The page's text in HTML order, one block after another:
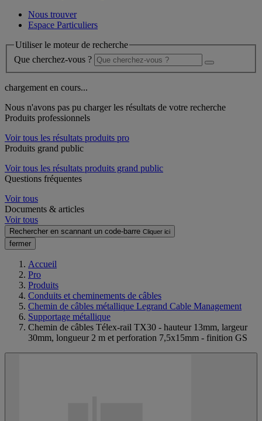
Nous trouver
Espace Particuliers
Utiliser le moteur de recherche
Que cherchez-vous ?
chargement en cours...
Nous n'avons pas pu charger les résultats de votre recherche
Produits professionnels
Voir tous les résultats produits pro
Produits grand public
Voir tous les résultats produits grand public
Questions fréquentes
Voir tous
Documents & articles
Voir tous
Rechercher en scannant un code-barre Cliquer ici
fermer
Accueil
Pro
Produits
Conduits et cheminements de câbles
Chemin de câbles métallique Legrand Cable Management
Supportage métallique
Chemin de câbles Télex-rail TX30 - hauteur 13mm, largeur
30mm, longueur 2 m et perforation 7,5x15mm - finition GS